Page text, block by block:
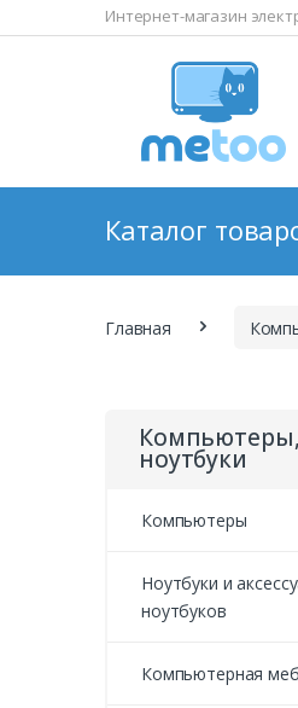
Интернет-магазин
Каталог
Главная
Компьютеры,
ноутбуки
Компьютеры
Ноутбуки и
ноутбуков
Компьютерная